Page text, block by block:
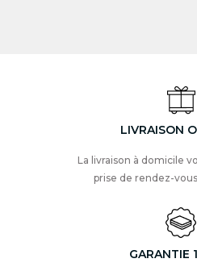
LIVRAISON
La livraison à domicile
prise de rendez-
GARANTIE